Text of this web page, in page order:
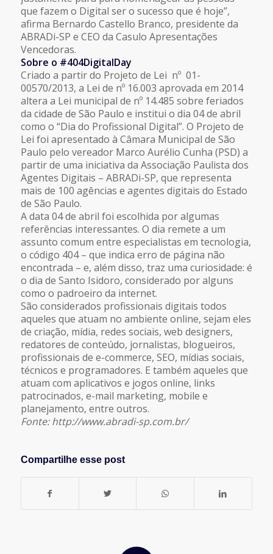
que fazem o Digital ser o sucesso que é hoje”,
afirma Bernardo Castello Branco, presidente da
ABRADi-SP e CEO da Casulo Apresentações
Vencedoras.
Sobre o #404DigitalDay
Criado a partir do Projeto de Lei nº 01-
00570/2013, a Lei de nº 16.003 aprovada em 2014
altera a Lei municipal de nº 14.485 sobre feriados
da cidade de São Paulo e institui o dia 04 de abril
como o “Dia do Profissional Digital”. O Projeto de
Lei foi apresentado à Câmara Municipal de São
Paulo pelo vereador Marco Aurélio Cunha (PSD) a
partir de uma iniciativa da Associação Paulista dos
Agentes Digitais – ABRADi-SP, que representa
mais de 100 agências e agentes digitais do Estado
de São Paulo.
A data 04 de abril foi escolhida por algumas
referências interessantes. O dia remete a um
assunto comum entre especialistas em tecnologia,
o código 404 – que indica erro de página não
encontrada – e, além disso, traz uma curiosidade: é
o dia de Santo Isidoro, considerado por alguns
como o padroeiro da internet.
São considerados profissionais digitais todos
aqueles que atuam no ambiente online, sejam eles
de criação, mídia, redes sociais, web designers,
redatores de conteúdo, jornalistas, blogueiros,
profissionais de e-commerce, SEO, mídias sociais,
técnicos e programadores. E também aqueles que
atuam com aplicativos e jogos online, links
patrocinados, e-mail marketing, mobile e
planejamento, entre outros.
Fonte: http://www.abradi-sp.com.br/
Compartilhe esse post